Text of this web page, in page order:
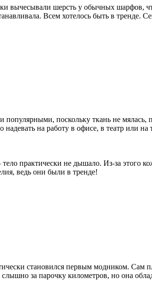
вычесывали шерсть у обычных шарфов,
Всем хотелось быть в тренде.
поскольку ткань не мялась,
на работу в офисе, в театр или на
практически не дышало. Из-за этого
ведь они были в тренде!
становился первым модником. Сам
за парочку километров, но она